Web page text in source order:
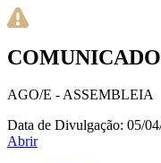
AGO/E - ASSEMBLEIA
Data de Divulgação: 05/
Abrir